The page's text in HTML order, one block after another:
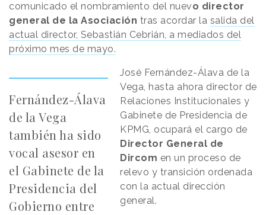
comunicado el nombramiento del nuevo director
general de la Asociación tras acordar la salida del
actual director, Sebastián Cebrián, a mediados del
próximo mes de mayo.
Fernández-Álava
de la Vega
también ha sido
vocal asesor en
el Gabinete de la
Presidencia del
Gobierno entre
José Fernández-Álava de la
Vega, hasta ahora director de
Relaciones Institucionales y
Gabinete de Presidencia de
KPMG, ocupará el cargo de
Director General de
Dircom en un proceso de
relevo y transición ordenada
con la actual dirección
general.